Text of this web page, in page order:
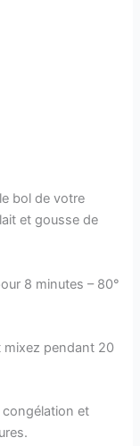
bol de votre
et gousse de
8 minutes – 80°
mixez pendant 20
et